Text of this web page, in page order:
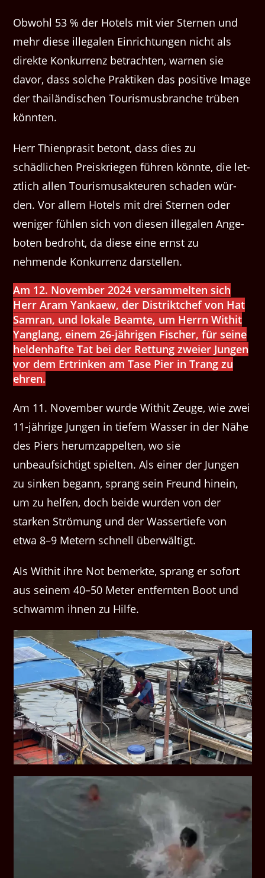
Obwohl 53 % der Hotels mit vier Ster­nen und
mehr diese ille­galen Ein­rich­tun­gen nicht als
direk­te Konkur­renz betra­cht­en, war­nen sie
davor, dass solche Prak­tiken das pos­i­tive Image
der thailändis­chen Touris­mus­branche trüben
könnten.
Herr Thien­pr­a­sit betont, dass dies zu
schädlichen Preiskriegen führen kön­nte, die let­
ztlich allen Touris­musak­teuren schaden wür­
den. Vor allem Hotels mit drei Ster­nen oder
weniger fühlen sich von diesen ille­galen Ange­
boten bedro­ht, da diese eine ernst zu
nehmende Konkur­renz darstellen.
Am 12. November 2024 versammelten sich
Herr Aram Yankaew, der Distriktchef von Hat
Samran, und lokale Beamte, um Herrn Withit
Yanglang, einem 26-jährigen Fischer, für seine
heldenhafte Tat bei der Rettung zweier Jungen
vor dem Ertrinken am Tase Pier in Trang zu
ehren.
Am 11. November wurde Withit Zeuge, wie zwei
11-jährige Jungen in tiefem Wasser in der Nähe
des Piers herumzappelten, wo sie
unbeaufsichtigt spielten. Als einer der Jungen
zu sinken begann, sprang sein Freund hinein,
um zu helfen, doch beide wurden von der
starken Strömung und der Wassertiefe von
etwa 8–9 Metern schnell überwältigt.
Als Withit ihre Not bemerkte, sprang er sofort
aus seinem 40–50 Meter entfernten Boot und
schwamm ihnen zu Hilfe.